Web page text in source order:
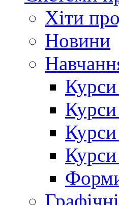
Хіти
Новини